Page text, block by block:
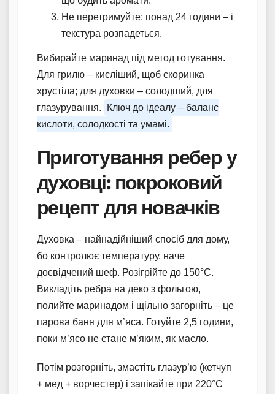
Не перетримуйте: понад 24 години – і
текстура розпадеться.
Вибирайте маринад під метод готування.
Для грилю – кисліший, щоб скоринка
хрустіла; для духовки – солодший, для
глазурування.
Ключ до ідеалу – баланс
кислоти, солодкості та умамі.
Приготування ребер у
духовці: покроковий
рецепт для новачків
Духовка – найнадійніший спосіб для дому,
бо контролює температуру, наче
досвідчений шеф. Розігрійте до 150°C.
Викладіть ребра на деко з фольгою,
полийте маринадом і щільно загорніть – це
парова баня для м’яса. Готуйте 2,5 години,
поки м’ясо не стане м’яким, як масло.
Потім розгорніть, змастіть глазур’ю (кетчуп
+ мед + ворчестер) і запікайте при 220°C